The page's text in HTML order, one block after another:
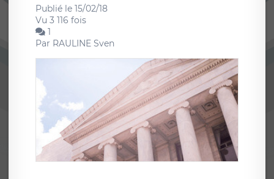
Publié le 15/02/18
Vu 3 116 fois
1
Par RAULINE Sven